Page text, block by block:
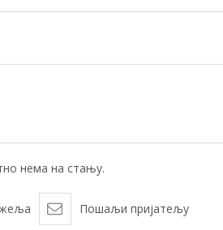
нема на стању.
Пошаљи пријатељу